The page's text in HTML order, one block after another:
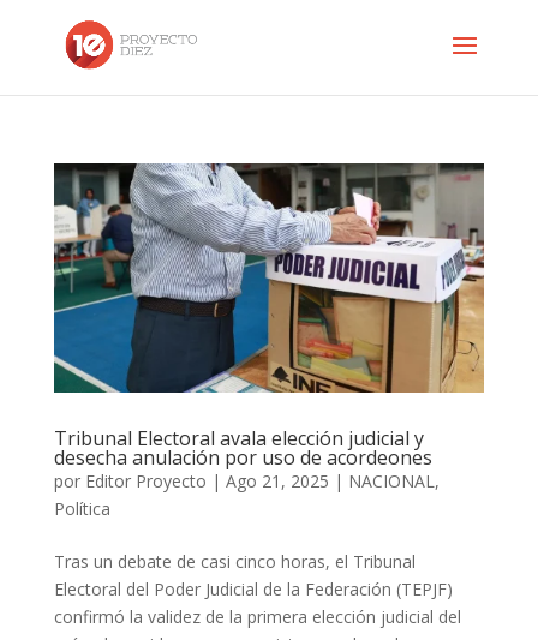
Tribunal Electoral avala elección judicial y
desecha anulación por uso de acordeones
por Editor Proyecto | Ago 21, 2025 | NACIONAL,
Política
Tras un debate de casi cinco horas, el Tribunal
Electoral del Poder Judicial de la Federación (TEPJF)
confirmó la validez de la primera elección judicial del